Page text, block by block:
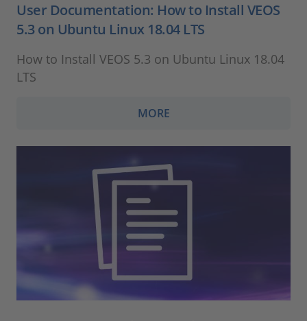
User Documentation: How to Install VEOS
5.3 on Ubuntu Linux 18.04 LTS
How to Install VEOS 5.3 on Ubuntu Linux 18.04
LTS
MORE